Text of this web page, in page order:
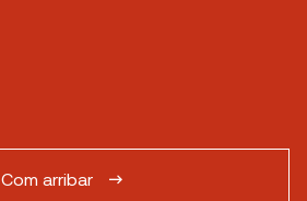
Com arribar